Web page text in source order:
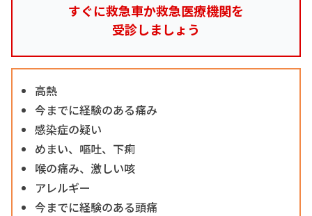
すぐに救急車か救急医療機関を
受診しましょう
高熱
今までに経験のある痛み
感染症の疑い
めまい、嘔吐、下痢
喉の痛み、激しい咳
アレルギー
今までに経験のある頭痛